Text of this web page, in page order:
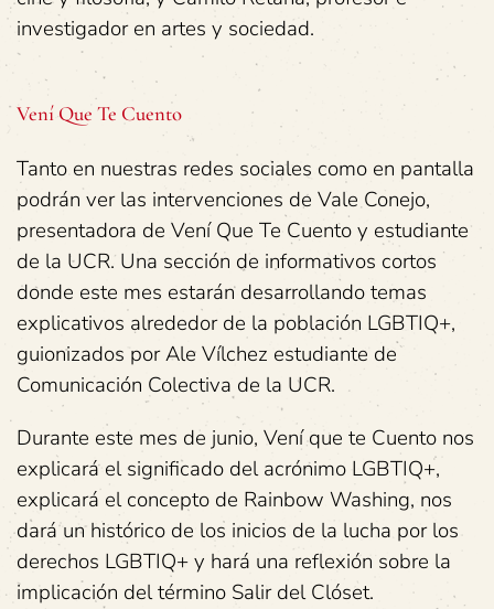
investigador en artes y sociedad.
Vení Que Te Cuento
Tanto en nuestras redes sociales como en pantalla
podrán ver las intervenciones de Vale Conejo,
presentadora de Vení Que Te Cuento y estudiante
de la UCR. Una sección de informativos cortos
donde este mes estarán desarrollando temas
explicativos alrededor de la población LGBTIQ+,
guionizados por Ale Vílchez estudiante de
Comunicación Colectiva de la UCR.
Durante este mes de junio, Vení que te Cuento nos
explicará el significado del acrónimo LGBTIQ+,
explicará el concepto de Rainbow Washing, nos
dará un histórico de los inicios de la lucha por los
derechos LGBTIQ+ y hará una reflexión sobre la
implicación del término Salir del Clóset.